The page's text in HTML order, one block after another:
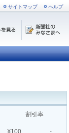
サイトマップ ヘルプ
割引率
¥100 -